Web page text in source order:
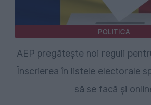
POLITICA
AEP pregătește noi reguli
Înscrierea în listele electorale
să se facă și